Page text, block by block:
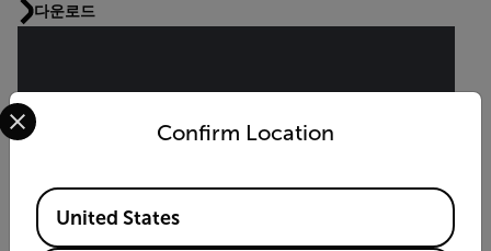
다운로드
정보 요청
습니다.
이름
Confirm Location
Select your preferred country and language from the
Available Locations
United States